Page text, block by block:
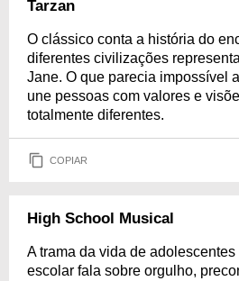
Tarzan
O clássico conta a história do
diferentes civilizações
Jane. O que parecia impossível
une pessoas com valores e
totalmente diferentes.
COPIAR
High School Musical
A trama da vida de
escolar fala sobre orgulho,